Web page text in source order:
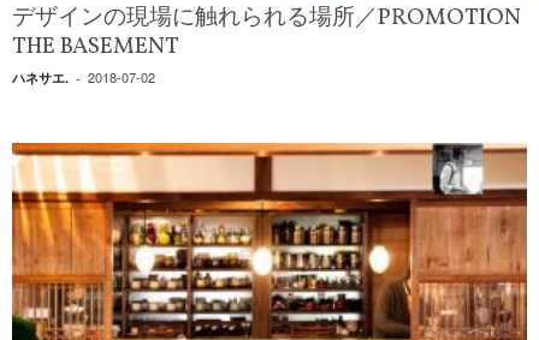
デザインの現場に触れられる場所／PROMOTION
THE BASEMENT
ハネサエ. - 2018-07-02